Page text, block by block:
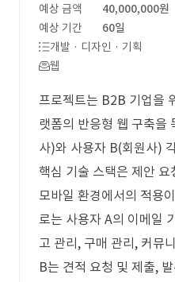
예상 금액
40,000,000원
예상 기간
60일
개발 · 디자인 · 기획
웹
프로젝트는 B2B 기업을
랫폼의 반응형 웹 구축을
사)와 사용자 B(회원사)
핵심 기술 스택은 제안
모바일 환경에서의 적용
로는 사용자 A의 이메일
고 관리, 구매 관리, 커뮤
B는 견적 요청 및 제출,